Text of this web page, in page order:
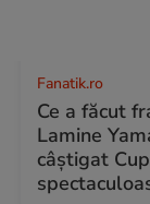
Fanatik.ro
Ce a făcut
Lamine
câștigat